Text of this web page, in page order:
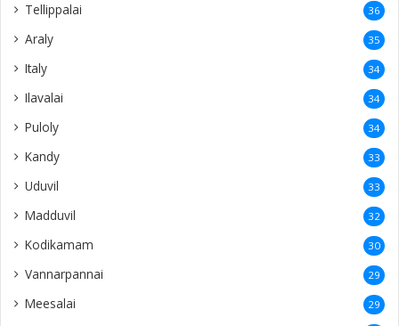
Tellippalai 36
Araly 35
Italy 34
Ilavalai 34
Puloly 34
Kandy 33
Uduvil 33
Madduvil 32
Kodikamam 30
Vannarpannai 29
Meesalai 29